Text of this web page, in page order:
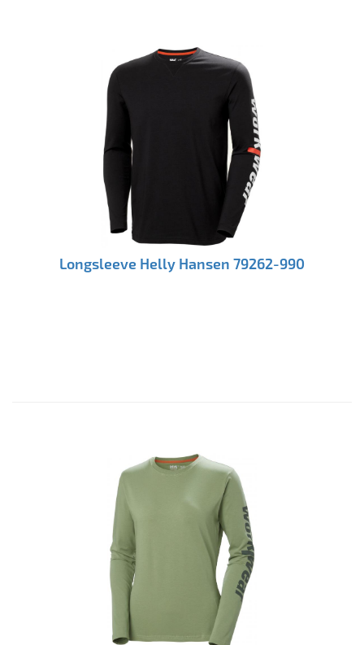
Longsleeve Helly Hansen 79262-990